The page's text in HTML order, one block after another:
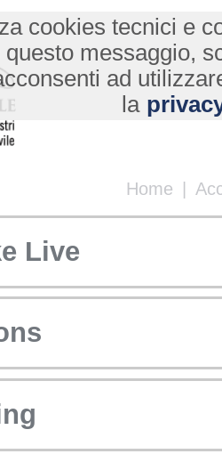
Home |
cookies tecnici e
messaggio,
ad
la
Live